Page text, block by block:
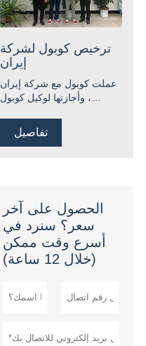
ترخيص كوبول لشركة
إيران
عملت كوبول مع شركة إيران
، وأجازتها لوكيل كوبول
تفاصيل
الحصول على آخر
سعر؟ سنرد في
أسرع وقت ممكن
(خلال 12 ساعة)